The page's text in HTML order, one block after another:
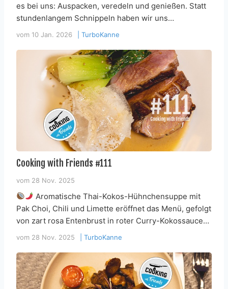
es bei uns: Auspacken, veredeln und genießen. Statt
stundenlangem Schnippeln haben wir uns…
vom 10 Jan. 2026 TurboKanne
Cooking with Friends #111
vom 28 Nov. 2025
Aromatische Thai-Kokos-Hühnchensuppe mit
Pak Choi, Chili und Limette eröffnet das Menü, gefolgt
von zart rosa Entenbrust in roter Curry-Kokossauce…
vom 28 Nov. 2025 TurboKanne